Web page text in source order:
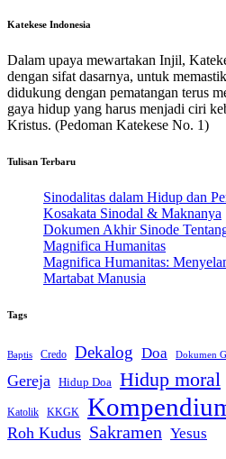
Katekese Indonesia
Dalam upaya mewartakan Injil,
dengan sifat dasarnya, untuk
didukung dengan pematangan terus
gaya hidup yang harus menjadi ciri
Kristus. (Pedoman Katekese No. 1)
Tulisan Terbaru
Sinodalitas dalam Hidup dan
Kosakata Sinodal & Maknanya
Dokumen Akhir Sinode
Magnifica Humanitas
Magnifica Humanitas:
Martabat Manusia
Tags
Baptis Credo Dekalog Doa Dokumen
Gereja Hidup Doa Hidup moral
Katolik KKGK
Roh Kudus Sakramen Yesus